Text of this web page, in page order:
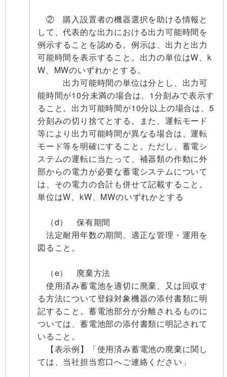
② 購入設置者の機器選択を助ける情報と
して、代表的な出力における出力可能時間を
例示することを認める。例示は、出力と出力
可能時間を表示すること。出力の単位はW、k
W、MWのいずれかとする。
出力可能時間の単位は分とし、出力可
能時間が10分未満の場合は、1分刻みで表示す
ること。出力可能時間が10分以上の場合は、5
分刻みの切り捨てとする。また、運転モード
等により出力可能時間が異なる場合は、運転
モード等を明確にすること。ただし、蓄電シ
ステムの運転に当たって、補器類の作動に外
部からの電力が必要な蓄電システムについて
は、その電力の合計も併せて記載すること。
単位はW、kW、MWのいずれかとする
（d） 保有期間
法定耐用年数の期間、適正な管理・運用を
図ること。
（e） 廃棄方法
使用済み蓄電池を適切に廃棄、又は回収す
る方法について登録対象機器の添付書類に明
記すること。蓄電池部分が分離されるものに
ついては、蓄電池部の添付書類に明記されて
いること。
【表示例】「使用済み蓄電池の廃棄に関し
ては、当社担当窓口へご連絡ください」